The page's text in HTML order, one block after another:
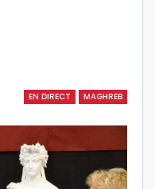
EN DIRECT MAGHREB